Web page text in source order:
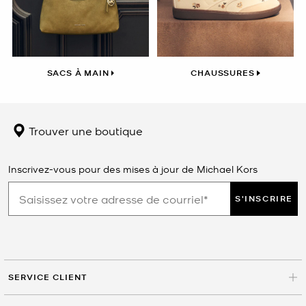
SACS À MAIN CHAUSSURES
Trouver une boutique
Inscrivez-vous pour des mises à jour de Michael Kors
S'INSCRIRE
SERVICE CLIENT